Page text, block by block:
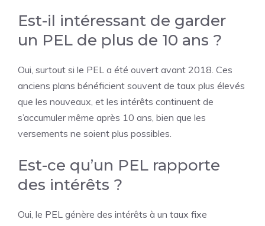
Est-il intéressant de garder
un PEL de plus de 10 ans ?
Oui, surtout si le PEL a été ouvert avant 2018. Ces
anciens plans bénéficient souvent de taux plus élevés
que les nouveaux, et les intérêts continuent de
s’accumuler même après 10 ans, bien que les
versements ne soient plus possibles.
Est-ce qu’un PEL rapporte
des intérêts ?
Oui, le PEL génère des intérêts à un taux fixe